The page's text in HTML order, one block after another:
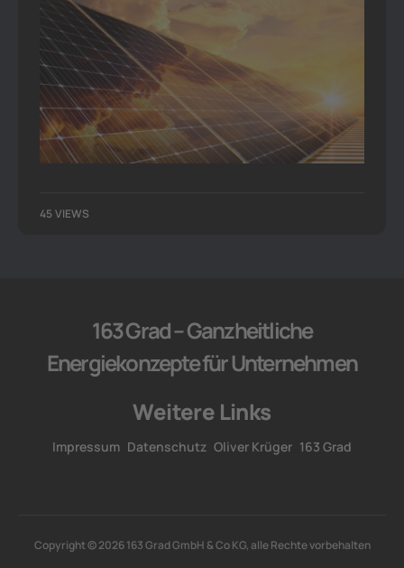
45 VIEWS
163 Grad – Ganzheitliche
Energiekonzepte für Unternehmen
Weitere Links
Impressum Datenschutz Oliver Krüger 163 Grad
Copyright © 2026 163 Grad GmbH & Co KG, alle Rechte vorbehalten